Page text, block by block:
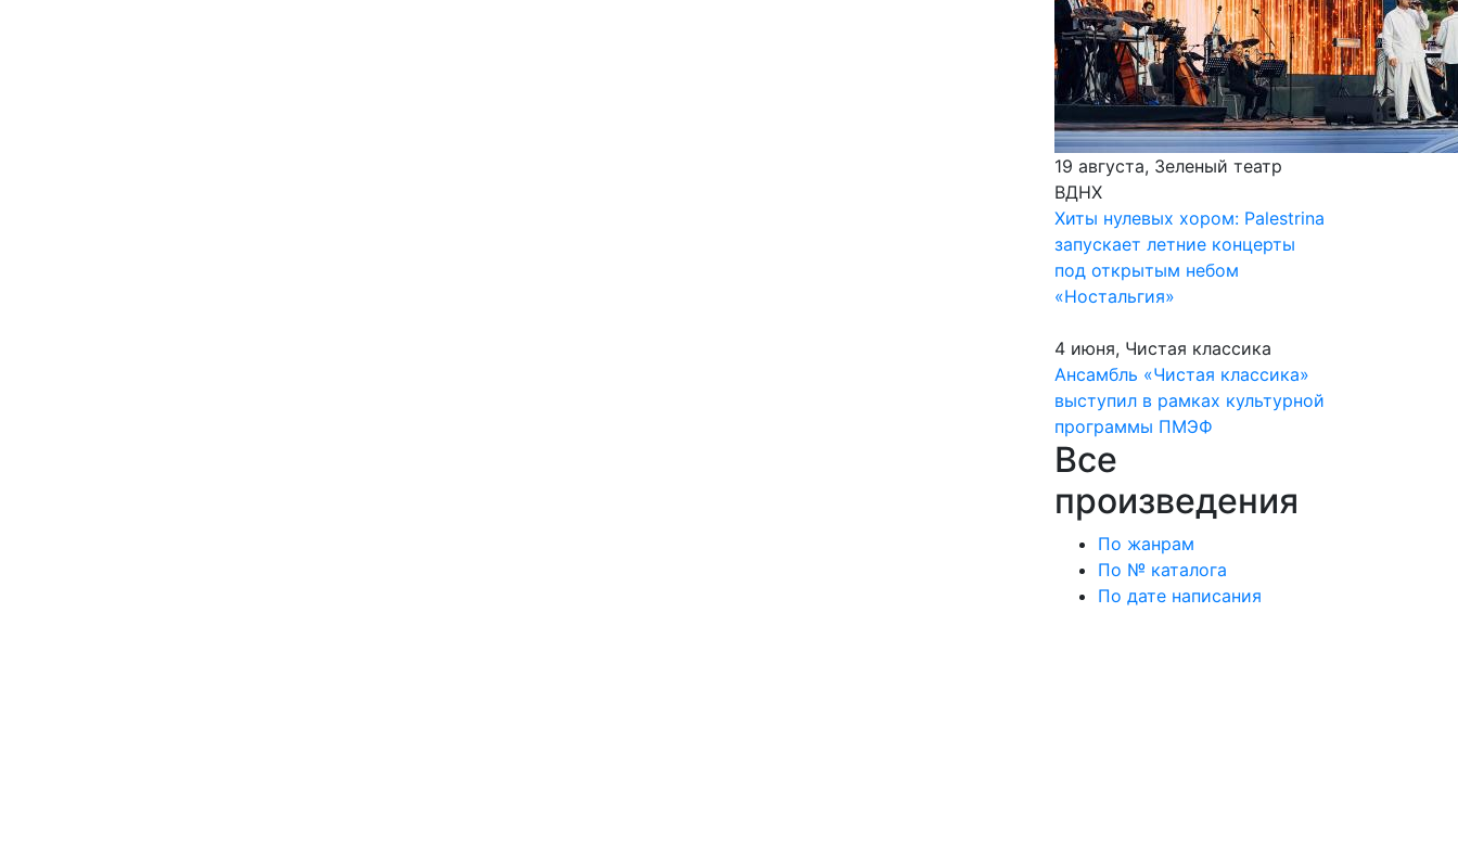
19 августа, Зеленый театр
ВДНХ
Хиты нулевых хором: Palestrina
запускает летние концерты
под открытым небом
«Ностальгия»
4 июня, Чистая классика
Ансамбль «Чистая классика»
выступил в рамках культурной
программы ПМЭФ
Все
произведения
По жанрам
По № каталога
По дате написания